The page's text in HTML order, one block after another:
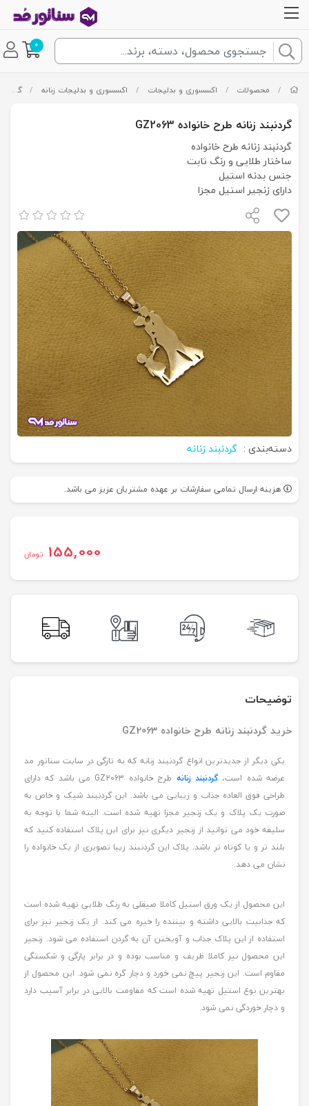
0
/ محصولات / اکسسوری و بدلیجات / اکسسوری و بدلیجات زنانه / گردنبند زنانه
گردنبند زنانه طرح خانواده GZ2063
گردنبند زنانه طرح خانواده
ساختار طلایی و رنگ ثابت
جنس بدنه استیل
دارای زنجیر استیل مجزا
دسته‌بندی : گردنبند زنانه
هزینه ارسال تمامی سفارشات بر عهده مشتریان عزیز می باشد.
155,000 تومان
توضیحات
خرید گردنبند زنانه طرح خانواده GZ2063
یکی دیگر از جدیدترین انواع گردنبند زنانه که به تازگی در سایت سناتور مد
عرضه شده است،گردنبند زنانه
طرح خانواده GZ2063 می باشد که دارای
طراحی فوق العاده جذاب و زیبایی می باشد. این گردنبند شیک و خاص به
صورت یک پلاک و یک زنجیر مجزا تهیه شده است. البته شما با توجه به
سلیقه خود می توانید از زنجیر دیگری نیز برای این پلاک استفاده کنید که
بلند تر و یا کوتاه تر باشد. پلاک این گردنبند زیبا تصویری از یک خانواده را
نشان می دهد.
این محصول از یک ورق استیل کاملا صیقلی به رنگ طلایی تهیه شده است
که جذابیت بالایی داشته و بیننده را خیره می کند. از یک زنجیر نیز برای
استفاده از این پلاک جذاب و آویختن آن به گردن استفاده می شود. زنجیر
این محصول نیز کاملا ظریف و مناسب بوده و در برابر پارگی و شکستگی
مقاوم است. این زنجیر پیچ نمی خورد و دچار گره نمی شود. این محصول از
بهترین نوع استیل تهیه شده است که مقاومت بالایی در برابر آسیب دارد
و دچار خوردگی نمی شود.